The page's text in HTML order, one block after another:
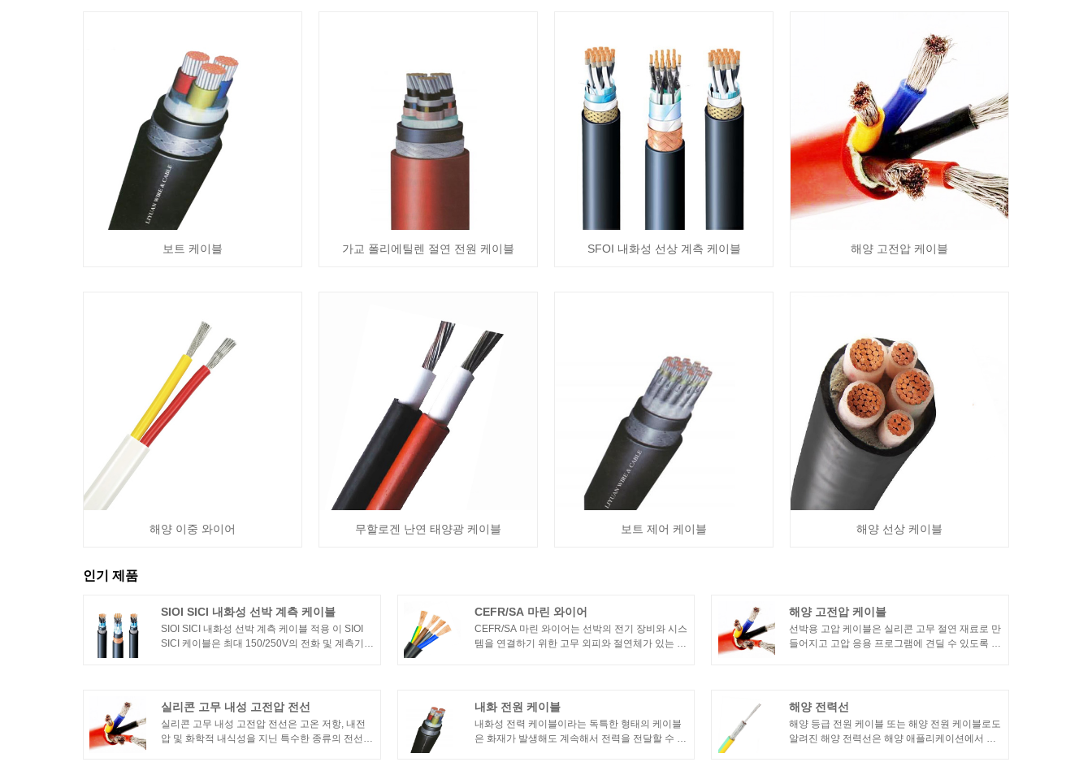
보트 케이블 가교 폴리에틸렌 절연 전원 케이블 SFOI 내화성 선상 계측 케이블 해양 고전압 케이블
해양 이중 와이어 무할로겐 난연 태양광 케이블 보트 제어 케이블 해양 선상 케이블
인기 제품
SIOI SICI 내화성 선박 계측 케이블
SIOI SICI 내화성 선박 계측 케이블 적용 이 SIOI
SICI 케이블은 최대 150/250V의 전화 및 계측기
350, 376 절연재 : IEC 60092-351
CEFR/SA 마린 와이어
CEFR/SA 마린 와이어는 선박의 전기 장비와 시스
템을 연결하기 위한 고무 외피와 절연체가 있는 특
해양 고전압 케이블
선박용 고압 케이블은 실리콘 고무 절연 재료로 만
들어지고 고압 응용 프로그램에 견딜 수 있도록 설
정성을 가지며 분해되거나 녹지 않고 고온을 견딜
와이어가 고온에 노출될 수 있는 응용 분야에 적합
합니다.
실리콘 고무 내성 고전압 전선
실리콘 고무 내성 고전압 전선은 고온 저항, 내전
압 및 화학적 내식성을 지닌 특수한 종류의 전선입
내화 전원 케이블
내화성 전력 케이블이라는 독특한 형태의 케이블
은 화재가 발생해도 계속해서 전력을 전달할 수 있
해양 전력선
해양 등급 전원 케이블 또는 해양 전원 케이블로도
알려진 해양 전력선은 해양 애플리케이션에서 더